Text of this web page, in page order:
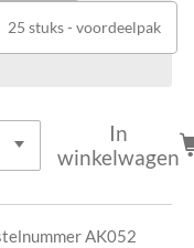
25 stuks - voordeelpak
In
winkelwagen
AK052